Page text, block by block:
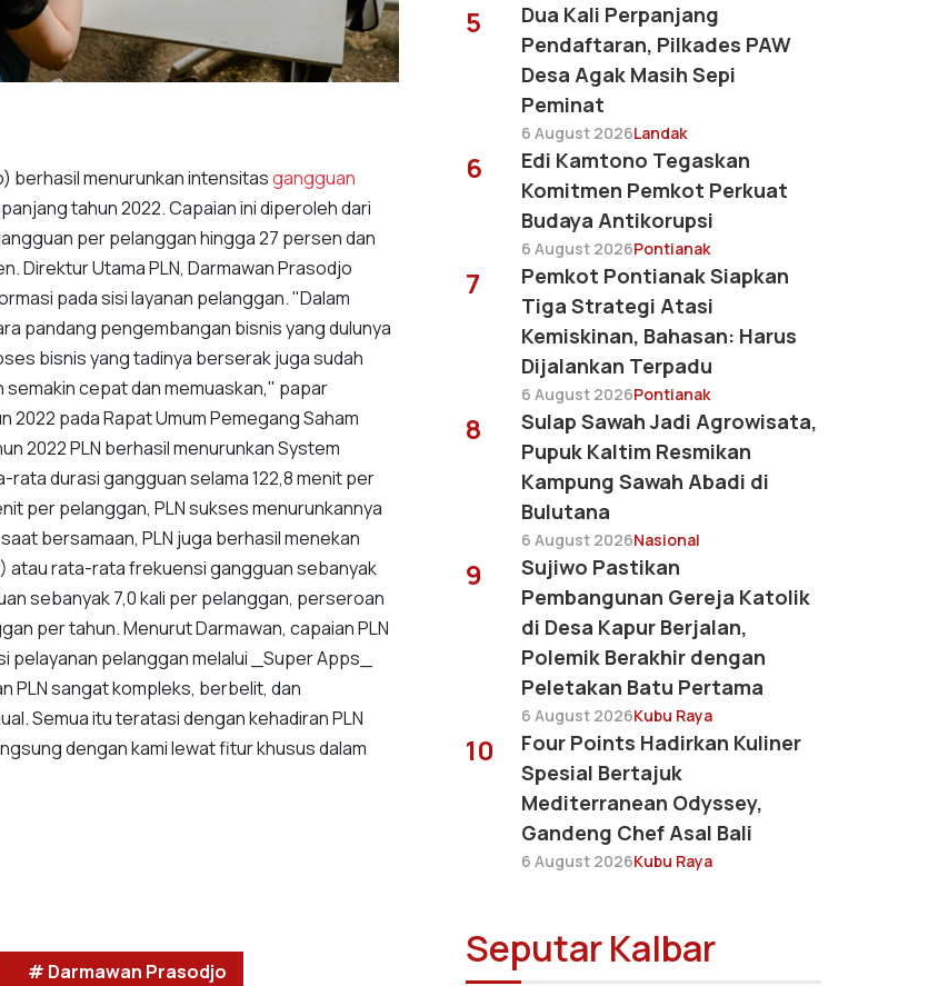
berhasil menurunkan intensitasgangguan
tahun 2022. Capaian ini diperoleh dari
per pelanggan hingga 27 persen dan
Direktur Utama PLN, Darmawan Prasodjo
pada sisi layanan pelanggan. "Dalam
pandang pengembangan bisnis yang dulunya
bisnis yang tadinya berserak juga sudah
cepat dan memuaskan," papar
2022 pada Rapat Umum Pemegang Saham
2022 PLN berhasil menurunkan System
durasi gangguan selama 122,8 menit per
per pelanggan, PLN sukses menurunkannya
bersamaan, PLN juga berhasil menekan
atau rata-rata frekuensi gangguan sebanyak
sebanyak 7,0 kali per pelanggan, perseroan
per tahun. Menurut Darmawan, capaian PLN
pelanggan melalui _Super Apps_
PLN sangat kompleks, berbelit, dan
Semua itu teratasi dengan kehadiran PLN
dengan kami lewat fitur khusus dalam
# Darmawan Prasodjo
5
Dua Kali Perpanjang
Pendaftaran, Pilkades PAW
Desa Agak Masih Sepi
Peminat
6 August 2026Landak
6
Edi Kamtono Tegaskan
Komitmen Pemkot Perkuat
Budaya Antikorupsi
6 August 2026Pontianak
7
Pemkot Pontianak Siapkan
Tiga Strategi Atasi
Kemiskinan, Bahasan: Harus
Dijalankan Terpadu
6 August 2026Pontianak
8
Sulap Sawah Jadi Agrowisata,
Pupuk Kaltim Resmikan
Kampung Sawah Abadi di
Bulutana
6 August 2026Nasional
9
Sujiwo Pastikan
Pembangunan Gereja Katolik
di Desa Kapur Berjalan,
Polemik Berakhir dengan
Peletakan Batu Pertama
6 August 2026Kubu Raya
10
Four Points Hadirkan Kuliner
Spesial Bertajuk
Mediterranean Odyssey,
Gandeng Chef Asal Bali
6 August 2026Kubu Raya
Seputar Kalbar